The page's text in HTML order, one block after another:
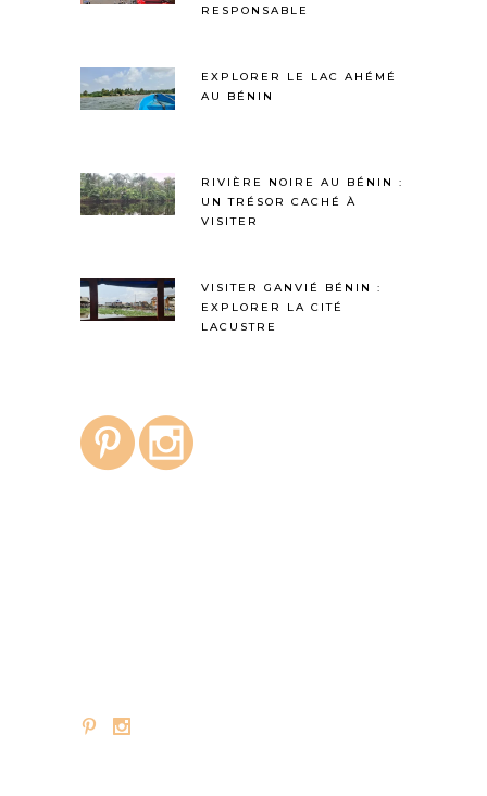
RESPONSABLE
EXPLORER LE LAC AHÉMÉ
AU BÉNIN
RIVIÈRE NOIRE AU BÉNIN :
UN TRÉSOR CACHÉ À
VISITER
VISITER GANVIÉ BÉNIN :
EXPLORER LA CITÉ
LACUSTRE